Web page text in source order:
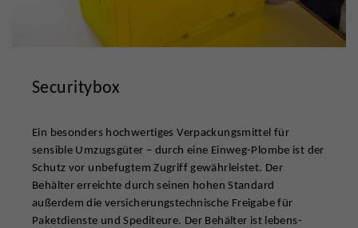
Securitybox
Ein besonders hochwertiges Verpackungsmittel für
sensible Umzugsgüter – durch eine Einweg-Plombe ist der
Schutz vor unbefugtem Zugriff gewährleistet. Der
Behälter erreichte durch seinen hohen Standard
außerdem die versicherungstechnische Freigabe für
Paketdienste und Spediteure. Der Behälter ist lebens-